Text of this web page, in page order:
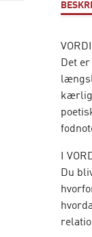
Det
I
Du